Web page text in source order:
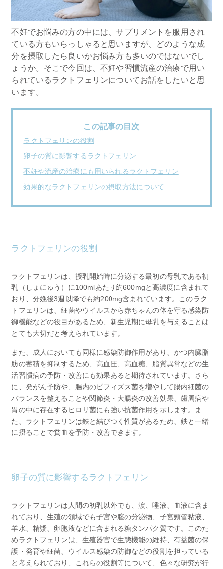
不妊でお悩みの方の中には、サプリメントを服用され
ている方もいらっしゃると思いますが、どのような成
分を摂取したら良いかお悩み方も多いのではないでし
ょうか。そこで今回は、不妊や習慣流産の治療で用い
られているラクトフェリンについてお話をしたいと思
います。
この記事の目次
ラクトフェリンの役割
卵子の質に影響するラクトフェリン
不妊や流産の治療にも用いられるラクトフェリン
効果的なラクトフェリンの摂取方法について
ラクトフェリンの役割
ラクトフェリンは、授乳開始時に分泌する最初の母乳である初
乳（しょにゅう）に100mlあたり約600mgと高濃度に含まれて
おり、分娩後3週以降でも約200mg含まれています。このラク
トフェリンは、細菌やウイルスから赤ちゃんの体を守る感染防
御機能などの役目があるため、新生児期に母乳を与えることは
とても大切だと考えられています。
また、成人においても同様に感染防御作用があり、かつ内臓脂
肪の蓄積を抑制するため、高血圧、高血糖、脂質異常などの生
活習慣病の予防・改善にも効果あると期待されています。さら
に、発がん予防や、腸内のビフィズス菌を増やして腸内細菌の
バランスを整えることや関節炎・大腸炎の改善効果、歯周病や
胃の中に存在するピロリ菌にも強い抗菌作用を示します。ま
た、ラクトフェリンは鉄と結びつく性質があるため、鉄と一緒
に摂ることで貧血を予防・改善できます。
卵子の質に影響するラクトフェリン
ラクトフェリンは人間の初乳以外でも、涙、唾液、血液に含ま
れており、生殖の領域でも子宮や膣の分泌物、子宮頸管粘液、
羊水、精漿、卵胞液などに含まれる糖タンパク質です。このた
めラクトフェリンは、生殖器官で生態機能の維持、有益菌の保
護・発育や細菌、ウイルス感染の防御などの役割を担っている
と考えられており、これらの役割等について、色々な研究が行